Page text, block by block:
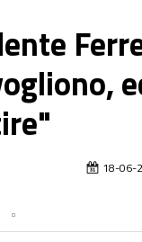
18-06-